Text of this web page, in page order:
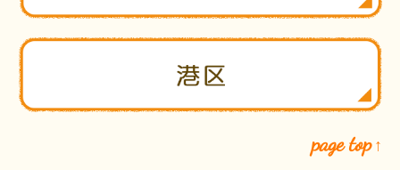
page top ↑